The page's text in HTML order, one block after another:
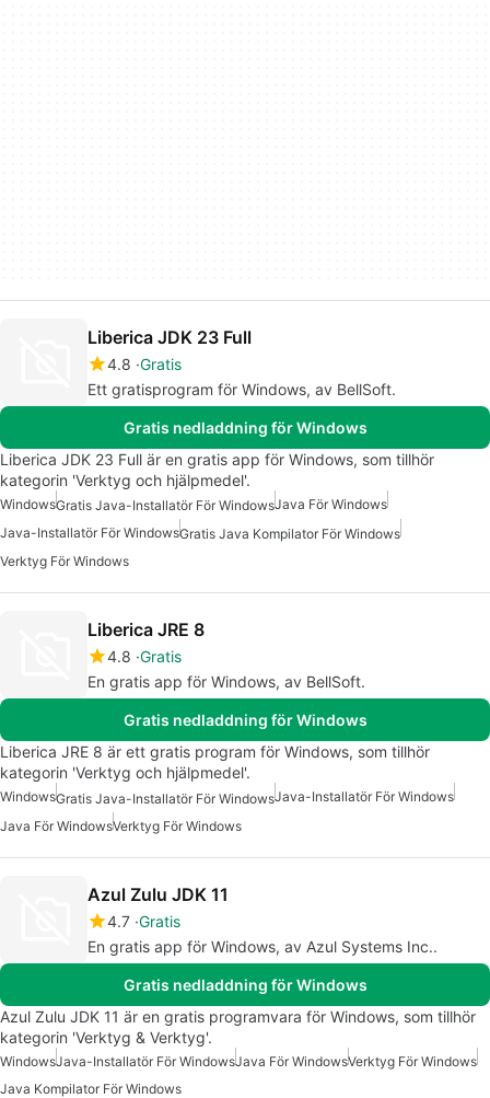
Liberica JDK 23 Full
4.8 Gratis
Ett gratisprogram för Windows, av BellSoft.
Gratis nedladdning för Windows
Liberica JDK 23 Full är en gratis app för Windows, som tillhör
kategorin 'Verktyg och hjälpmedel'.
WindowsGratis Java-Installatör För WindowsJava För Windows
Java-Installatör För WindowsGratis Java Kompilator För Windows
Verktyg För Windows
Liberica JRE 8
4.8 Gratis
En gratis app för Windows, av BellSoft.
Gratis nedladdning för Windows
Liberica JRE 8 är ett gratis program för Windows, som tillhör
kategorin 'Verktyg och hjälpmedel'.
WindowsGratis Java-Installatör För WindowsJava-Installatör För Windows
Java För WindowsVerktyg För Windows
Azul Zulu JDK 11
4.7 Gratis
En gratis app för Windows, av Azul Systems Inc..
Gratis nedladdning för Windows
Azul Zulu JDK 11 är en gratis programvara för Windows, som tillhör
kategorin 'Verktyg & Verktyg'.
WindowsJava-Installatör För WindowsJava För WindowsVerktyg För Windows
Java Kompilator För Windows